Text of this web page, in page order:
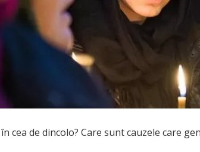
cea de dincolo? Care sunt cauzele care